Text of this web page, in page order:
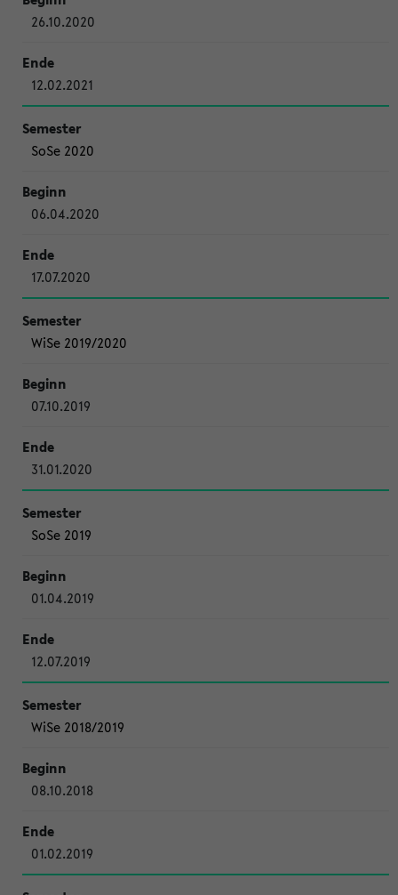
26.10.2020
12.02.2021
SoSe 2020
06.04.2020
17.07.2020
WiSe 2019/2020
07.10.2019
31.01.2020
SoSe 2019
01.04.2019
12.07.2019
WiSe 2018/2019
08.10.2018
01.02.2019